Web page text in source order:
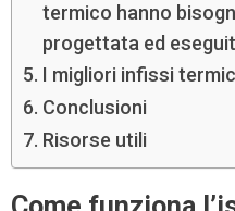
termico hanno
progettata ed
I migliori infissi
Conclusioni
Risorse utili